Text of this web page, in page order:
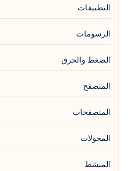
التطبيقات
الرسومات
الضغط والحرق
المتصفح
المتصفحات
المحولات
المنشط